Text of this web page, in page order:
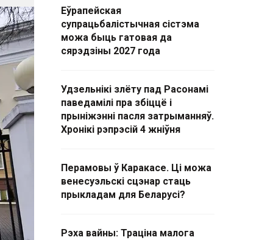
Еўрапейская
супрацьбалістычная сістэма
можа быць гатовая да
сярэдзіны 2027 года
Удзельнікі злёту пад Расонамі
паведамілі пра збіццё і
прыніжэнні пасля затрыманняў.
Хронікі рэпрэсій 4 жніўня
Перамовы ў Каракасе. Ці можа
венесуэльскі сцэнар стаць
прыкладам для Беларусі?
Рэха вайны: Траціна малога